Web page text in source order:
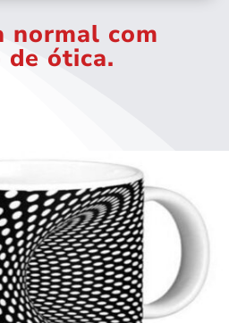
normal com
de ótica.